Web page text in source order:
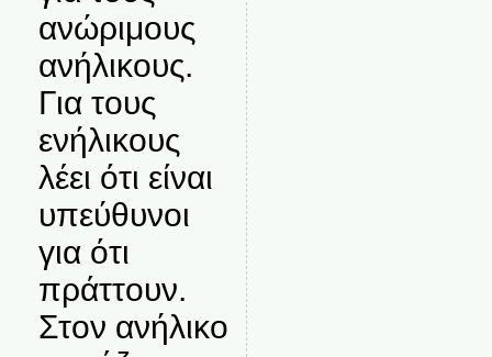
ανώριμους
ανήλικους.
Για τους
ενήλικους
λέει ότι είναι
υπεύθυνοι
για ότι
πράττουν.
Στον ανήλικο